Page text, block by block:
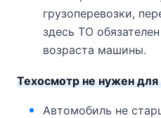
грузоперевозки,
здесь ТО
возраста машины.
Техосмотр не нужен для
Автомобиль не